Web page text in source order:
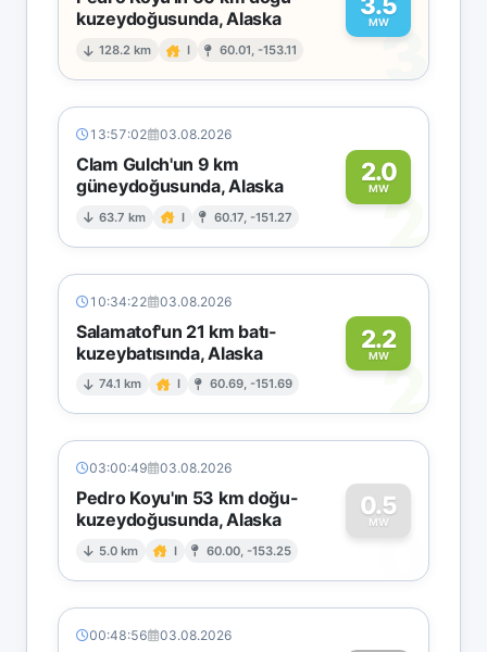
kuzeydoğusunda, Alaska
128.2 km I 60.01, -153.11
MW
3
13:57:02 03.08.2026
Clam Gulch'un 9 km
güneydoğusunda, Alaska
63.7 km I 60.17, -151.27
2.0
MW2
10:34:22 03.08.2026
Salamatof'un 21 km batı-
kuzeybatısında, Alaska
74.1 km I 60.69, -151.69
2.2
MW2
03:00:49 03.08.2026
Pedro Koyu'ın 53 km doğu-
kuzeydoğusunda, Alaska
5.0 km I 60.00, -153.25
0.5
MW
0
00:48:56 03.08.2026